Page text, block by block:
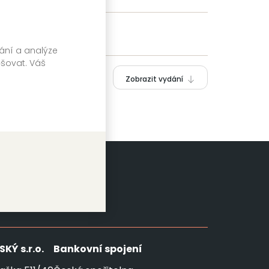
a analýze
Váš
Zobrazit vydání
s.r.o.
Bankovní spojení